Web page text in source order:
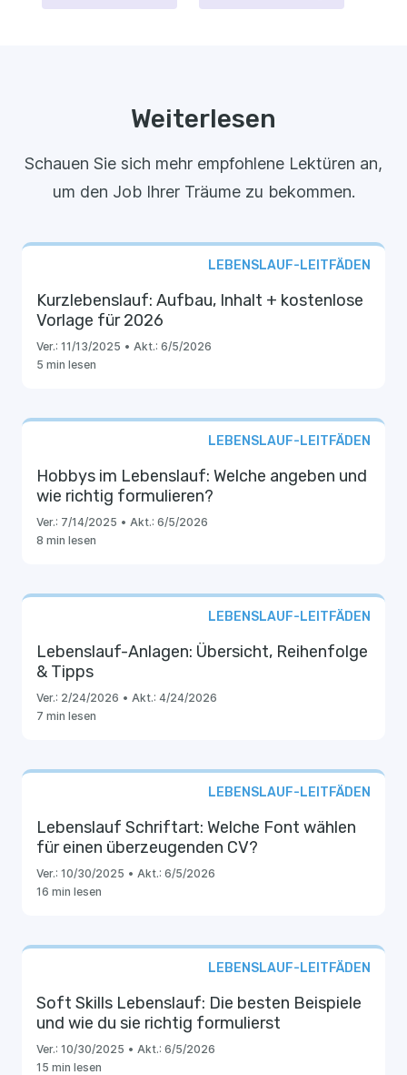
Weiterlesen
Schauen Sie sich mehr empfohlene Lektüren an,
um den Job Ihrer Träume zu bekommen.
LEBENSLAUF-LEITFÄDEN
Kurzlebenslauf: Aufbau, Inhalt + kostenlose
Vorlage für 2026
Ver.: 11/13/2025 • Akt.: 6/5/2026
5 min lesen
LEBENSLAUF-LEITFÄDEN
Hobbys im Lebenslauf: Welche angeben und
wie richtig formulieren?
Ver.: 7/14/2025 • Akt.: 6/5/2026
8 min lesen
LEBENSLAUF-LEITFÄDEN
Lebenslauf-Anlagen: Übersicht, Reihenfolge
& Tipps
Ver.: 2/24/2026 • Akt.: 4/24/2026
7 min lesen
LEBENSLAUF-LEITFÄDEN
Lebenslauf Schriftart: Welche Font wählen
für einen überzeugenden CV?
Ver.: 10/30/2025 • Akt.: 6/5/2026
16 min lesen
LEBENSLAUF-LEITFÄDEN
Soft Skills Lebenslauf: Die besten Beispiele
und wie du sie richtig formulierst
Ver.: 10/30/2025 • Akt.: 6/5/2026
15 min lesen